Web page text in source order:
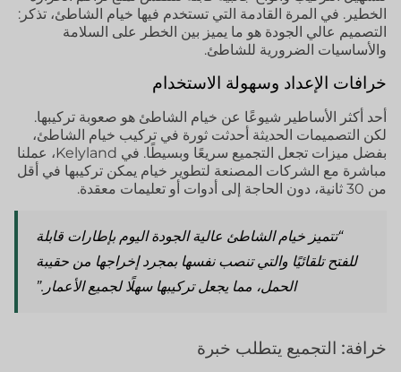
الخطير. في المرة القادمة التي تستخدم فيها خيام الشاطئ، تذكر:
التصميم عالي الجودة هو ما يميز بين الخطر على السلامة
والأساسيات الضرورية للشاطئ.
خرافات الإعداد وسهولة الاستخدام
أحد أكثر الأساطير شيوعًا عن خيام الشاطئ هو صعوبة تركيبها.
لكن التصميمات الحديثة أحدثت ثورة في تركيب خيام الشاطئ،
بفضل ميزات تجعل التجميع سريعًا وبسيطًا. في Kelyland، عملنا
مباشرة مع الشركات المصنعة لتطوير خيام يمكن تركيبها في أقل
من 30 ثانية، دون الحاجة إلى أدوات أو تعليمات معقدة.
“تتميز خيام الشاطئ عالية الجودة اليوم بإطارات قابلة
للفتح تلقائيًا والتي تنصب نفسها بمجرد إخراجها من حقيبة
الحمل، مما يجعل تركيبها سهلًا لجميع الأعمار.”
خرافة: التجميع يتطلب خبرة